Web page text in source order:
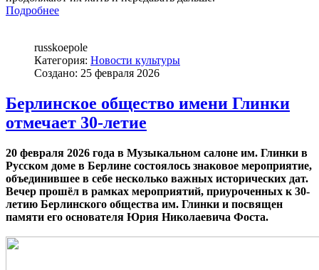
Подробнее
russkoepole
Категория: Новости культуры
Создано: 25 февраля 2026
Берлинское общество имени Глинки
отмечает 30-летие
20 февраля 2026 года в Музыкальном салоне им. Глинки в
Русском доме в Берлине состоялось знаковое мероприятие,
объединившее в себе несколько важных исторических дат.
Вечер прошёл в рамках мероприятий, приуроченных к 30-
летию Берлинского общества им. Глинки и посвящен
памяти его основателя Юрия Николаевича Фоста.